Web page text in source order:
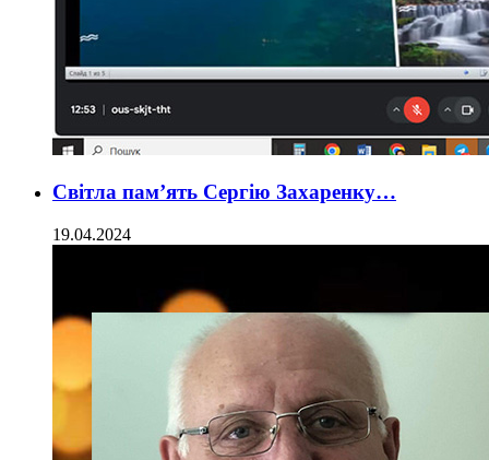
Світла пам’ять Сергію Захаренку…
19.04.2024